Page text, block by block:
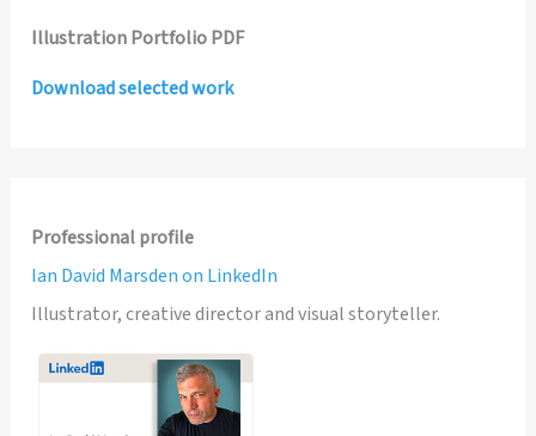
Illustration Portfolio PDF
Download selected work
Professional profile
Ian David Marsden on LinkedIn
Illustrator, creative director and visual storyteller.